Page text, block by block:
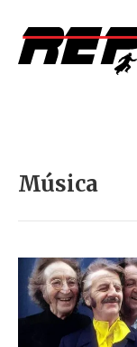
Música